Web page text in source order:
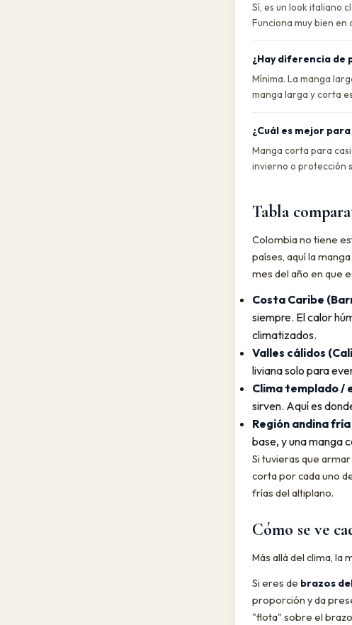
Sí, es un look italiano
Funciona muy bien en
¿Hay diferencia de
Mínima. La manga
manga larga y corta
¿Cuál es mejor
Manga corta para
invierno o protección
Tabla
Colombia no tiene
países, aquí la
mes del año en que
Costa Caribe
siempre. El calor
climatizados.
Valles cálidos
liviana solo para
Clima templado /
sirven. Aquí es
Región andina
base, y una manga
Si tuvieras que
corta por cada uno
frías del altiplano.
Cómo se ve
Más allá del clima, la
Si eres de brazos
proporción y da
"flota" sobre el